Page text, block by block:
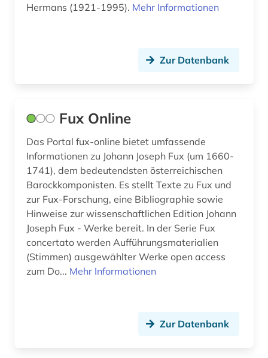
tolstoj, lev nikolaevič | schriftsteller; lyriker;
vertonung (1)
werkgenese (1)
willem frederik <1921-1995> (1)
wissenschaft (1)
zeichnungen (1)
ägypten (1)
Hermans (1921-1995). Mehr Informationen
Zur Datenbank
Fux Online
Das Portal fux-online bietet umfassende
Informationen zu Johann Joseph Fux (um 1660-
1741), dem bedeutendsten österreichischen
Barockkomponisten. Es stellt Texte zu Fux und
zur Fux-Forschung, eine Bibliographie sowie
Hinweise zur wissenschaftlichen Edition Johann
Joseph Fux - Werke bereit. In der Serie Fux
concertato werden Aufführungsmaterialien
(Stimmen) ausgewählter Werke open access
zum Do... Mehr Informationen
Zur Datenbank